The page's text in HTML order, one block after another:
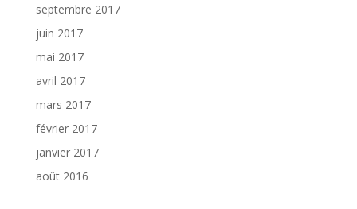
septembre 2017
juin 2017
mai 2017
avril 2017
mars 2017
février 2017
janvier 2017
août 2016